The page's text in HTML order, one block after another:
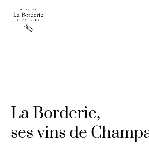
La Borderie,
ses vins de